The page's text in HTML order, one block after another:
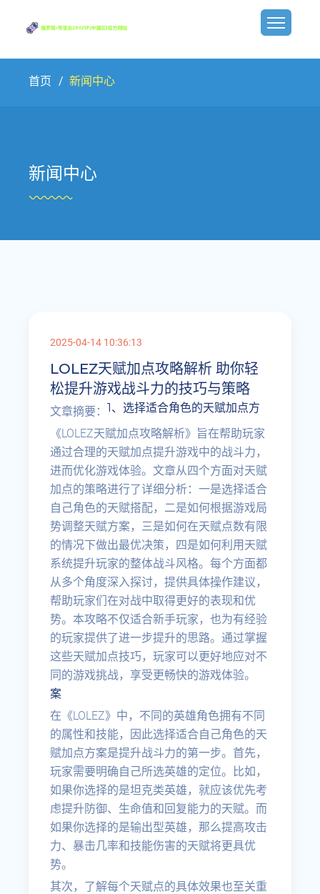
首页 新闻中心
新闻中心
2025-04-14 10:36:13
LOLEZ天赋加点攻略解析 助你轻
松提升游戏战斗力的技巧与策略
文章摘要：
《LOLEZ天赋加点攻略解析》旨在帮助玩家
通过合理的天赋加点提升游戏中的战斗力，
进而优化游戏体验。文章从四个方面对天赋
加点的策略进行了详细分析：一是选择适合
自己角色的天赋搭配，二是如何根据游戏局
势调整天赋方案，三是如何在天赋点数有限
的情况下做出最优决策，四是如何利用天赋
系统提升玩家的整体战斗风格。每个方面都
从多个角度深入探讨，提供具体操作建议，
帮助玩家们在对战中取得更好的表现和优
势。本攻略不仅适合新手玩家，也为有经验
的玩家提供了进一步提升的思路。通过掌握
这些天赋加点技巧，玩家可以更好地应对不
同的游戏挑战，享受更畅快的游戏体验。
1、选择适合角色的天赋加点方
案
在《LOLEZ》中，不同的英雄角色拥有不同
的属性和技能，因此选择适合自己角色的天
赋加点方案是提升战斗力的第一步。首先，
玩家需要明确自己所选英雄的定位。比如，
如果你选择的是坦克类英雄，就应该优先考
虑提升防御、生命值和回复能力的天赋。而
如果你选择的是输出型英雄，那么提高攻击
力、暴击几率和技能伤害的天赋将更具优
势。
其次，了解每个天赋点的具体效果也至关重